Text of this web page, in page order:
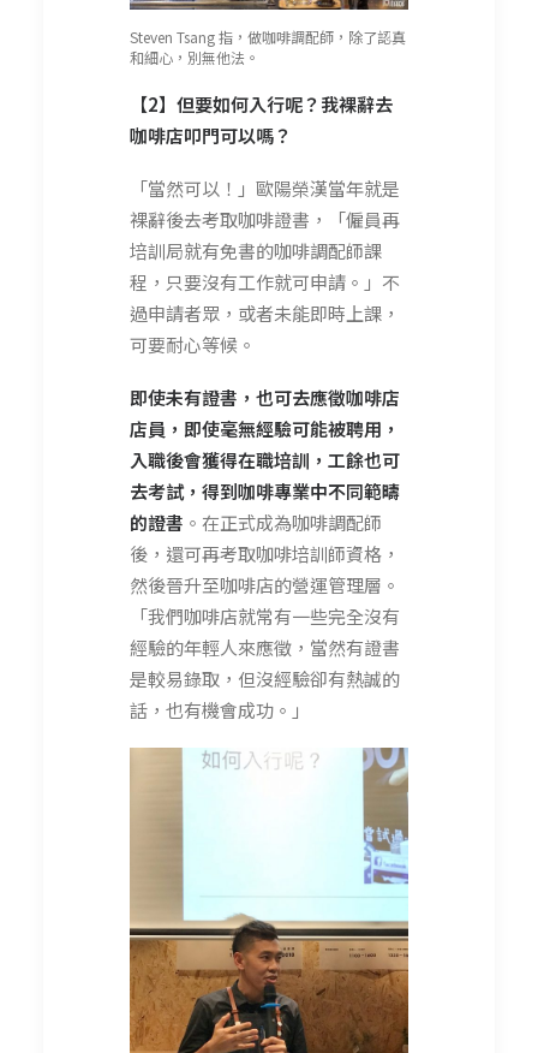
Steven Tsang 指，做咖啡調配師，除了認真
和細心，別無他法。
【2】但要如何入行呢？我裸辭去
咖啡店叩門可以嗎？
「當然可以！」歐陽榮漢當年就是
裸辭後去考取咖啡證書，「僱員再
培訓局就有免書的咖啡調配師課
程，只要沒有工作就可申請。」不
過申請者眾，或者未能即時上課，
可要耐心等候。
即使未有證書，也可去應徵咖啡店
店員，即使毫無經驗可能被聘用，
入職後會獲得在職培訓，工餘也可
去考試，得到咖啡專業中不同範疇
的證書 。在正式成為咖啡調配師
後，還可再考取咖啡培訓師資格，
然後晉升至咖啡店的營運管理層。
「我們咖啡店就常有一些完全沒有
經驗的年輕人來應徵，當然有證書
是較易錄取，但沒經驗卻有熱誠的
話，也有機會成功。」